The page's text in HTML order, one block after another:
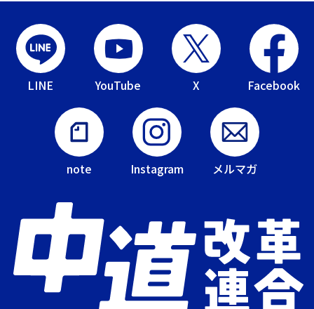
LINE YouTube X Facebook
note Instagram メルマガ